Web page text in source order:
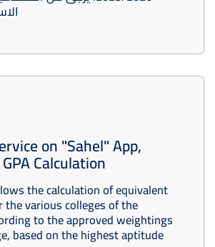
on "Sahel" App,
Calculation
the calculation of equivalent
the various colleges of the
to the approved weightings
based on the highest aptitude